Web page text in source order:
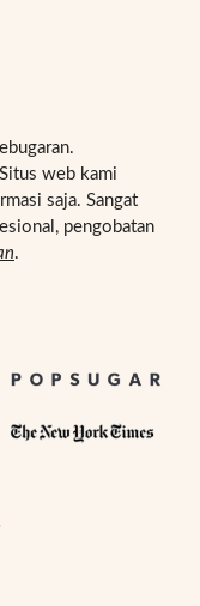
web kami
saja. Sangat
pengobatan
.